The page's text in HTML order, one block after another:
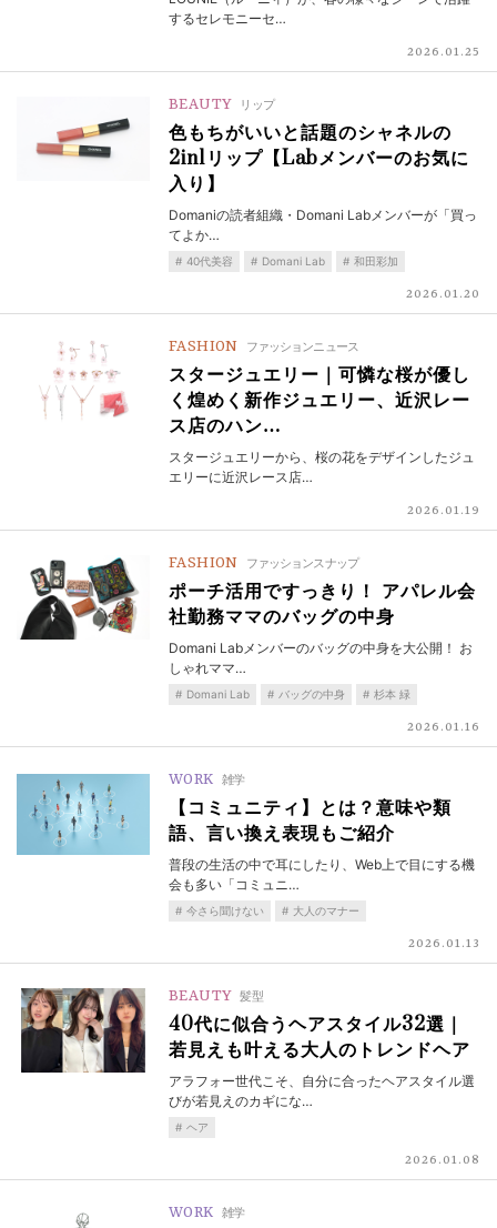
するセレモニーセ…
2026.01.25
BEAUTY リップ
色もちがいいと話題のシャネルの
2in1リップ【Labメンバーのお気に
入り】
Domaniの読者組織・Domani Labメンバーが「買っ
てよか…
40代美容 Domani Lab 和田彩加
2026.01.20
FASHION ファッションニュース
スタージュエリー｜可憐な桜が優し
く煌めく新作ジュエリー、近沢レー
ス店のハン…
スタージュエリーから、桜の花をデザインしたジュ
エリーに近沢レース店…
2026.01.19
FASHION ファッションスナップ
ポーチ活用ですっきり！ アパレル会
社勤務ママのバッグの中身
Domani Labメンバーのバッグの中身を大公開！ お
しゃれママ…
Domani Lab バッグの中身 杉本 緑
2026.01.16
WORK 雑学
【コミュニティ】とは？意味や類
語、言い換え表現もご紹介
普段の生活の中で耳にしたり、Web上で目にする機
会も多い「コミュニ…
今さら聞けない 大人のマナー
2026.01.13
BEAUTY 髪型
40代に似合うヘアスタイル32選｜
若見えも叶える大人のトレンドヘア
アラフォー世代こそ、自分に合ったヘアスタイル選
びが若見えのカギにな…
ヘア
2026.01.08
WORK 雑学